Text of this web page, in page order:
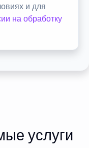
и для
на обработку
услуги